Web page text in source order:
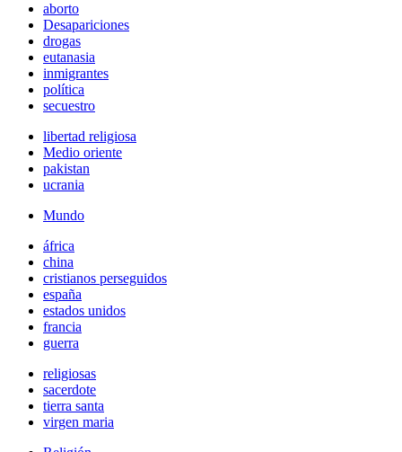
aborto
Desapariciones
drogas
eutanasia
inmigrantes
política
secuestro
libertad religiosa
Medio oriente
pakistan
ucrania
Mundo
áfrica
china
cristianos perseguidos
españa
estados unidos
francia
guerra
religiosas
sacerdote
tierra santa
virgen maria